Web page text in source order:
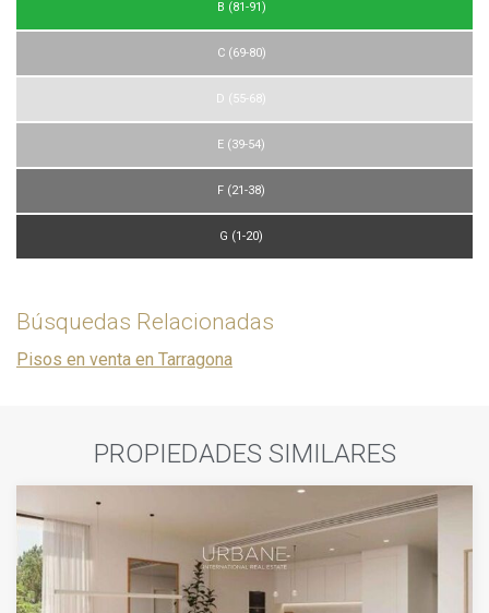
B (81-91)
C (69-80)
D (55-68)
E (39-54)
F (21-38)
G (1-20)
Búsquedas Relacionadas
Pisos en venta en Tarragona
PROPIEDADES SIMILARES